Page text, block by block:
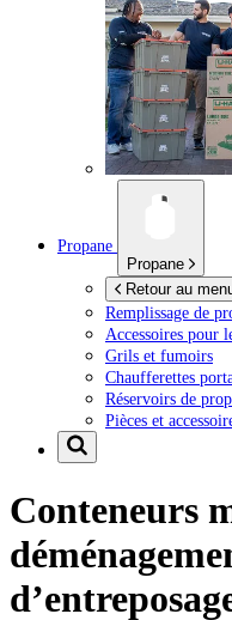
Propane
Propane
Retour au
Remplissage de
Accessoires pour
Grils et fumoirs
Chaufferettes
Réservoirs de
Pièces et
Conteneurs